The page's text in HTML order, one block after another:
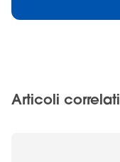
Articoli correlati